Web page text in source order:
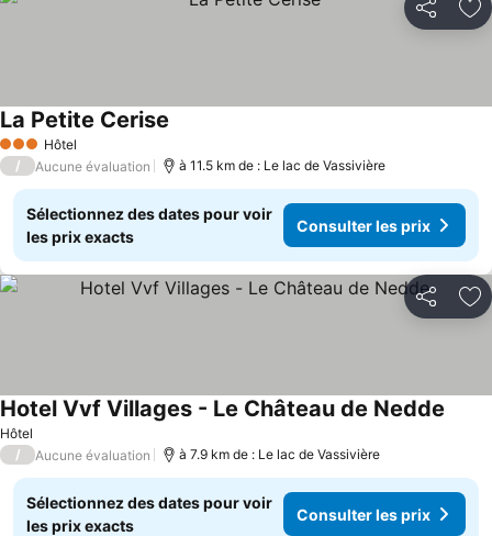
Partager
3 ÉtoilesHôtel
La Petite Cerise
/ Aucune évaluation à 11.5 km de : Le lac de Vassivière
Sélectionnez des dates pour voir
les prix exacts
Consulter les prix
Partager
Hôtel
Hotel Vvf Villages - Le Château de Nedde
/ Aucune évaluation à 7.9 km de : Le lac de Vassivière
Sélectionnez des dates pour voir
les prix exacts
Consulter les prix